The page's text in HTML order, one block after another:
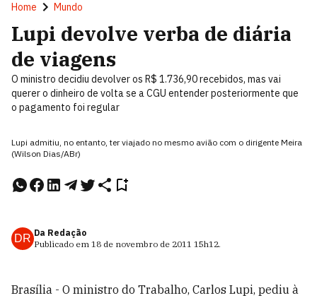
Home Mundo
Lupi devolve verba de diária
de viagens
O ministro decidiu devolver os R$ 1.736,90 recebidos, mas vai
querer o dinheiro de volta se a CGU entender posteriormente que
o pagamento foi regular
Lupi admitiu, no entanto, ter viajado no mesmo avião com o dirigente Meira
(Wilson Dias/ABr)
DR Da Redação
Publicado em 18 de novembro de 2011 15h12.
Brasília - O ministro do Trabalho, Carlos Lupi, pediu à